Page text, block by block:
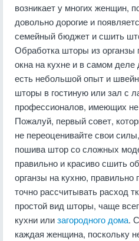
возникает у многих женщин,
довольно дорогие и
семейный бюджет и сшить
Обработка шторы из органзы
окна на кухне и в самом деле
есть небольшой опыт и
шторы в гостиную или зал с
профессионалов, имеющих
Пожалуй, первый совет,
не переоценивайте свои
пошива штор со сложных
правильно и красиво сшить
органзы на кухню,
точно рассчитывать расход
простой вид шторы, чаще
кухни илизагородного дома.
каждая женщина, поскольку